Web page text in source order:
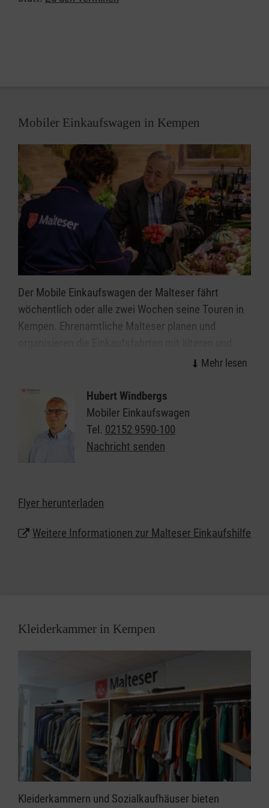
Mobiler Einkaufswagen in Kempen
Der Mobile Einkaufswagen der Malteser fährt
wöchentlich oder alle zwei Wochen seine Touren in
Kempen. Ehrenamtliche Malteser planen und
behinderten Menschen, die zwar noch zu Hause
mehr selbstständig versorgen können.
Angesteuert werden Supermärkte und
Einkaufszentren mit mehreren Geschäften unter
einem Dach. Der Mobile Einkaufswagen ermöglicht
die Seniorinnen und Senioren weiterhin am
Hubert Windbergs
Mobiler Einkaufswagen
Tel. 02152 9590-100
Nachricht senden
Flyer herunterladen
Weitere Informationen zur Malteser Einkaufshilfe
Kleiderkammer in Kempen
Kleiderkammern und Sozialkaufhäuser bieten